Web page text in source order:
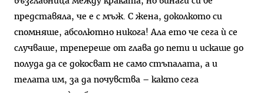
представяла, че е с мъж. С жена, доколкото си
спомняше, абсолютно никога! Ала ето че сега ѝ се
случваше, трепереше от глава до пети и искаше до
полуда да се докосват не само стъпалата, а и
телата им, за да почувства – както сега